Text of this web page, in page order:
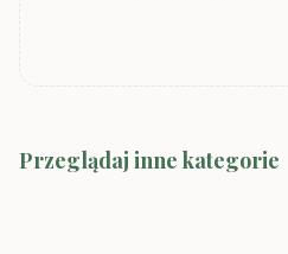
Przeglądaj inne kategorie
Meble SMYK I